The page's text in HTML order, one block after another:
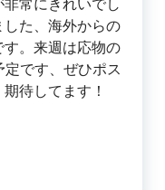
た、海外からの
。来週は応物の
です、ぜひポス
待してます！